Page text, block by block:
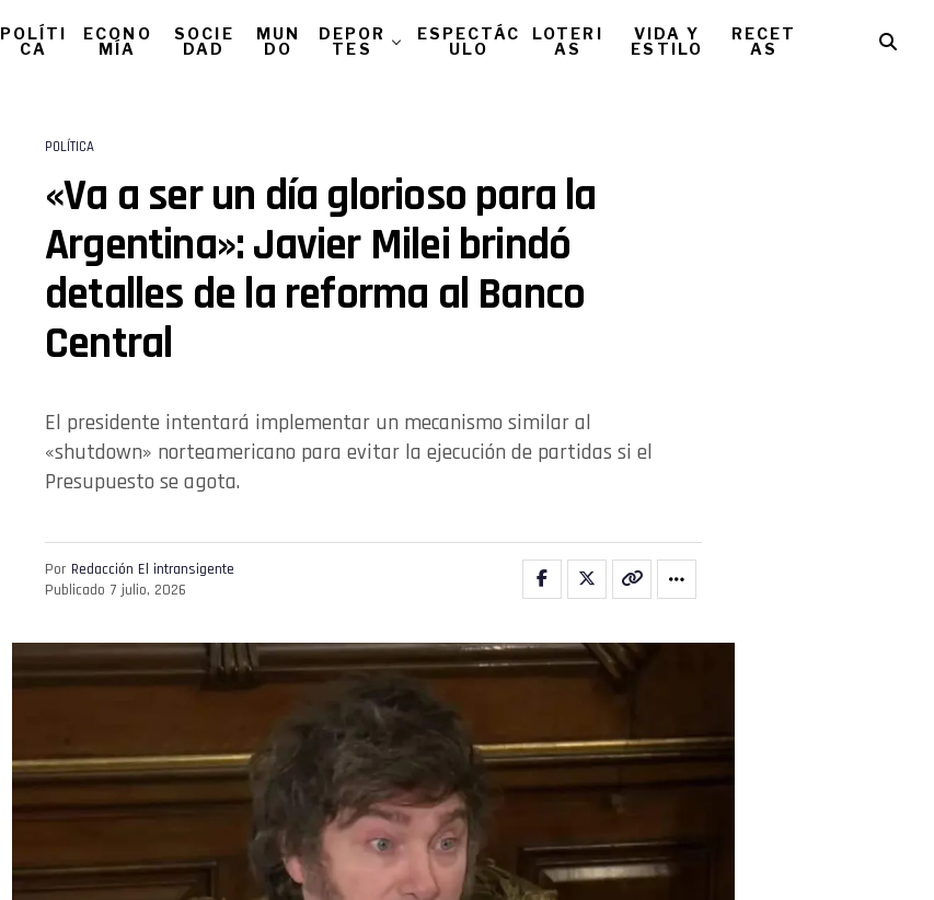
POLÍTI
CA
ECONO
MÍA
SOCIE
DAD
MUN
DO
DEPOR
TES
ESPECTÁC
ULO
LOTERI
AS
VIDA Y
ESTILO
RECET
AS
POLÍTICA
«Va a ser un día glorioso para la
Argentina»: Javier Milei brindó
detalles de la reforma al Banco
Central
El presidente intentará implementar un mecanismo similar al
«shutdown» norteamericano para evitar la ejecución de partidas si el
Presupuesto se agota.
Por Redacción El intransigente
Publicado 7 julio, 2026